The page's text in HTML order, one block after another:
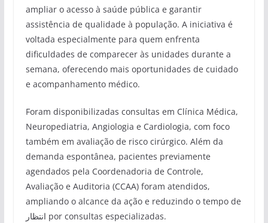
ampliar o acesso à saúde pública e garantir
assistência de qualidade à população. A iniciativa é
voltada especialmente para quem enfrenta
dificuldades de comparecer às unidades durante a
semana, oferecendo mais oportunidades de cuidado
e acompanhamento médico.
Foram disponibilizadas consultas em Clínica Médica,
Neuropediatria, Angiologia e Cardiologia, com foco
também em avaliação de risco cirúrgico. Além da
demanda espontânea, pacientes previamente
agendados pela Coordenadoria de Controle,
Avaliação e Auditoria (CCAA) foram atendidos,
ampliando o alcance da ação e reduzindo o tempo de
انتظار por consultas especializadas.